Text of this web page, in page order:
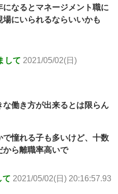
なるとマネージメント職に
にいられるならいいかも
して 2021/05/02(日)
働き方が出来るとは限らん
憧れる子も多いけど、十数
から離職率高いで
て 2021/05/02(日) 20:16:57.93